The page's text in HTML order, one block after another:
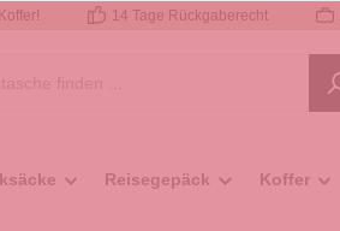
14 Tage Rückgaberecht
Reisegepäck Koffer